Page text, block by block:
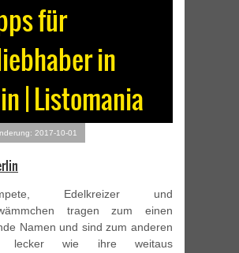
für
in
| Listomania
2017-10-01
Edelkreizer und
tragen zum einen
Namen und sind zum anderen
lecker wie ihre weitaus